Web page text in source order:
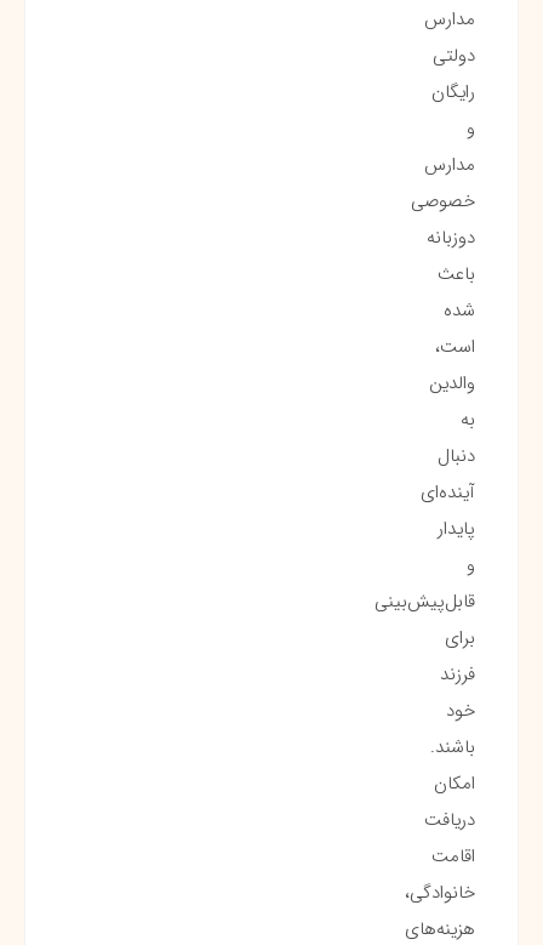
مدارس
دولتی
رایگان
و
مدارس
خصوصی
دو‌زبانه
باعث
شده
است،
والدین
به
دنبال
آینده‌ای
پایدار
و
قابل‌پیش‌بینی
برای
فرزند
خود
باشند.
امکان
دریافت
اقامت
خانوادگی،
هزینه‌های